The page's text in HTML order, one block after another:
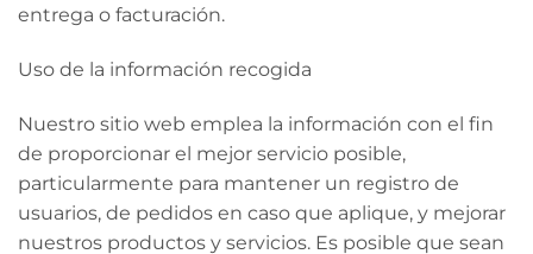
entrega o facturación.
Uso de la información recogida
Nuestro sitio web emplea la información con el fin
de proporcionar el mejor servicio posible,
particularmente para mantener un registro de
usuarios, de pedidos en caso que aplique, y mejorar
nuestros productos y servicios. Es posible que sean